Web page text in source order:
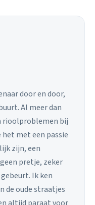
door en door,
Al meer dan
rioolproblemen bij
met een passie
zijn, een
pretje, zeker
Ik ken
de oude straatjes